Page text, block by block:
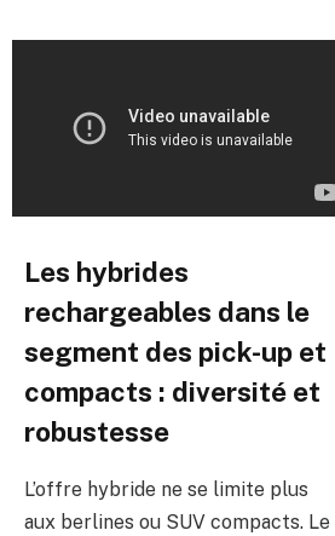
Les hybrides
rechargeables dans le
segment des pick-up et
compacts : diversité et
robustesse
L’offre hybride ne se limite plus
aux berlines ou SUV compacts. Le